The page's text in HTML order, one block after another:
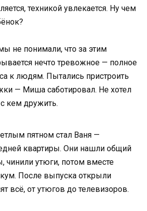
техникой увлекается. Ну чем
не понимали, что за этим
нечто тревожное — полное
к людям. Пытались пристроить
— Миша саботировал. Не хотел
кем дружить.
пятном стал Ваня —
квартиры. Они нашли общий
чинили утюги, потом вместе
После выпуска открыли
всё, от утюгов до телевизоров.